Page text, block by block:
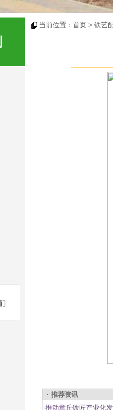
当前位置： 首页 > 铁艺
· 推荐资讯
·推动章丘铁匠产业化